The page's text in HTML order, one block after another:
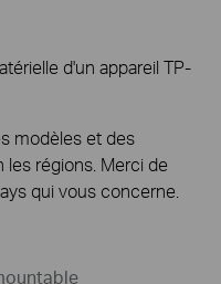
d'un appareil TP-
modèles et des
les régions. Merci de
qui vous concerne.